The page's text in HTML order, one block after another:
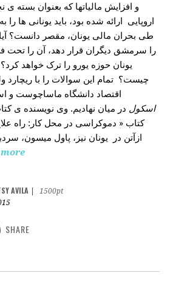
و افزایش مالیاتها که بعنوان بسته
اروپایی ارائه شده بود، باید یونانی ها
طی بحران مالی یونان، مقصر دانست؟ آیا
را سرمشق دیگران قرار دهد، آن را تحت
یونان حوزه یورو را ترک خواهد
چیست؟ تمام این سوالات را با ریچارد
اقتصاد دانشگاه ماساچوست و
اسکول در میان نهادیم. وی نویسنده ی
کتاب « دموکراسی در محل کار: راه
ازآتن در یونان نیز، پاول میسون،
AVILA
1500pt
SHARE